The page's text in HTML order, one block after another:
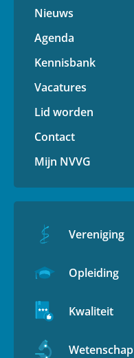
Nieuws
Agenda
Kennisbank
Vacatures
Lid worden
Contact
Mijn NVVG
Vereniging
Opleiding
Kwaliteit
Wetenschap